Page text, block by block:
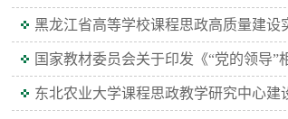
黑龙江省高等学校课程思政高质量建设
国家教材委员会关于印发《“党的领导
东北农业大学课程思政教学研究中心建